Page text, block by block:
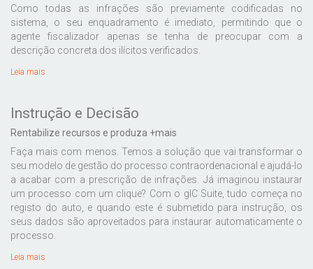
Como todas as infrações são previamente codificadas no
sistema, o seu enquadramento é imediato, permitindo que o
agente fiscalizador apenas se tenha de preocupar com a
descrição concreta dos ilícitos verificados.
Leia mais
Instrução e Decisão
Rentabilize recursos e produza +mais
Faça mais com menos. Temos a solução que vai transformar o
seu modelo de gestão do processo contraordenacional e ajudá-lo
a acabar com a prescrição de infrações. Já imaginou instaurar
um processo com um clique? Com o gIC Suite, tudo começa no
registo do auto, e quando este é submetido para instrução, os
seus dados são aproveitados para instaurar automaticamente o
processo.
Leia mais